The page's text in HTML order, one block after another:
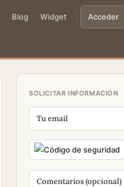
Blog Widget Acceder
SOLICITAR INFORMACIÓN